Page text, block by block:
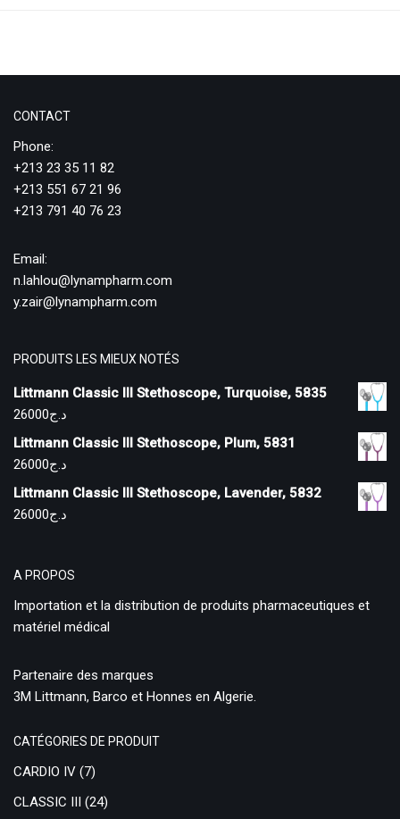
CONTACT
Phone:
+213 23 35 11 82
+213 551 67 21 96
+213 791 40 76 23
Email:
n.lahlou@lynampharm.com
y.zair@lynampharm.com
PRODUITS LES MIEUX NOTÉS
Littmann Classic III Stethoscope, Turquoise, 5835
د.ج26000
Littmann Classic III Stethoscope, Plum, 5831
د.ج26000
Littmann Classic III Stethoscope, Lavender, 5832
د.ج26000
A PROPOS
Importation et la distribution de produits pharmaceutiques et
matériel médical
Partenaire des marques
3M Littmann, Barco et Honnes en Algerie.
CATÉGORIES DE PRODUIT
CARDIO IV (7)
CLASSIC III (24)